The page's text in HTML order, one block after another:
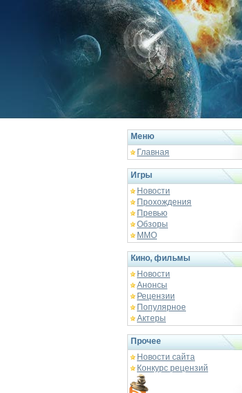
Меню
Главная
Игры
Новости
Прохождения
Превью
Обзоры
ММО
Кино, фильмы
Новости
Анонсы
Рецензии
Популярное
Актеры
Прочее
Новости сайта
Конкурс рецензий